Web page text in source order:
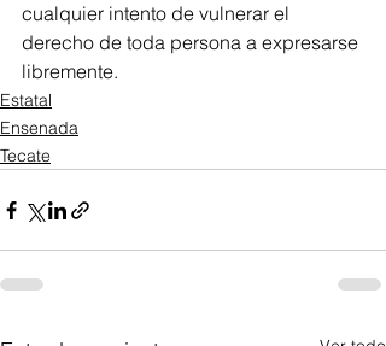
cualquier intento de vulnerar el
derecho de toda persona a expresarse
libremente.
Estatal
Ensenada
Tecate